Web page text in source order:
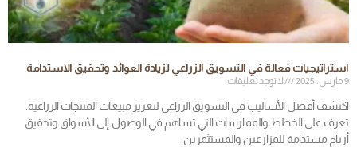
استراتيجيات فعالة في التسويق الزراعي لزيادة العوائد وتحقيق الاستدامة
9 مارس، 2025 لا توجد تعليقات
اكتشف أفضل الأساليب في التسويق الزراعي لتعزيز مبيعات المنتجات الزراعية.
تعرف على الخطط والممارسات التي تساهم في الوصول إلى الأسواق وتحقيق
أرباح مستدامة للمزارعين والمستثمرين.